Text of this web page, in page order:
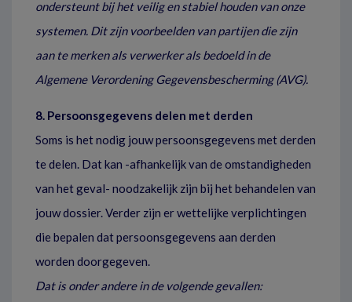
ondersteunt bij het veilig en stabiel houden van onze
systemen. Dit zijn voorbeelden van partijen die zijn
aan te merken als verwerker als bedoeld in de
Algemene Verordening Gegevensbescherming (AVG).
8. Persoonsgegevens delen met derden
Soms is het nodig jouw persoonsgegevens met derden
te delen. Dat kan -afhankelijk van de omstandigheden
van het geval- noodzakelijk zijn bij het behandelen van
jouw dossier. Verder zijn er wettelijke verplichtingen
die bepalen dat persoonsgegevens aan derden
worden doorgegeven.
Dat is onder andere in de volgende gevallen: